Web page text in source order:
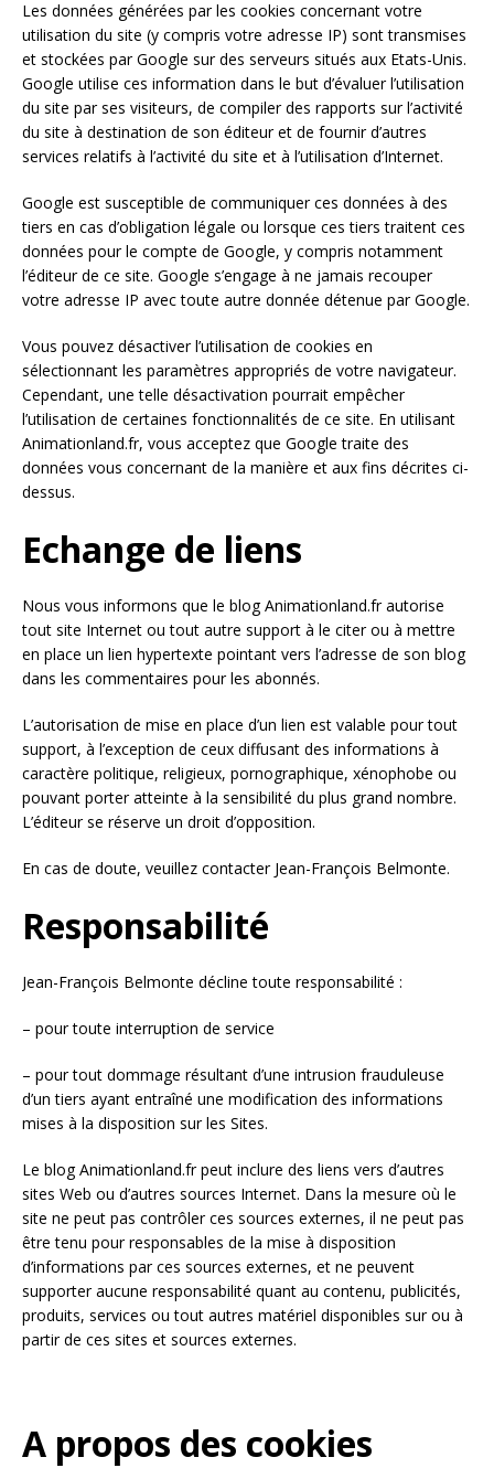
Les données générées par les cookies concernant votre
utilisation du site (y compris votre adresse IP) sont transmises
et stockées par Google sur des serveurs situés aux Etats-Unis.
Google utilise ces information dans le but d’évaluer l’utilisation
du site par ses visiteurs, de compiler des rapports sur l’activité
du site à destination de son éditeur et de fournir d’autres
services relatifs à l’activité du site et à l’utilisation d’Internet.
Google est susceptible de communiquer ces données à des
tiers en cas d’obligation légale ou lorsque ces tiers traitent ces
données pour le compte de Google, y compris notamment
l’éditeur de ce site. Google s’engage à ne jamais recouper
votre adresse IP avec toute autre donnée détenue par Google.
Vous pouvez désactiver l’utilisation de cookies en
sélectionnant les paramètres appropriés de votre navigateur.
Cependant, une telle désactivation pourrait empêcher
l’utilisation de certaines fonctionnalités de ce site. En utilisant
Animationland.fr, vous acceptez que Google traite des
données vous concernant de la manière et aux fins décrites ci-
dessus.
Echange de liens
Nous vous informons que le blog Animationland.fr autorise
tout site Internet ou tout autre support à le citer ou à mettre
en place un lien hypertexte pointant vers l’adresse de son blog
dans les commentaires pour les abonnés.
L’autorisation de mise en place d’un lien est valable pour tout
support, à l’exception de ceux diffusant des informations à
caractère politique, religieux, pornographique, xénophobe ou
pouvant porter atteinte à la sensibilité du plus grand nombre.
L’éditeur se réserve un droit d’opposition.
En cas de doute, veuillez contacter Jean-François Belmonte.
Responsabilité
Jean-François Belmonte décline toute responsabilité :
– pour toute interruption de service
– pour tout dommage résultant d’une intrusion frauduleuse
d’un tiers ayant entraîné une modification des informations
mises à la disposition sur les Sites.
Le blog Animationland.fr peut inclure des liens vers d’autres
sites Web ou d’autres sources Internet. Dans la mesure où le
site ne peut pas contrôler ces sources externes, il ne peut pas
être tenu pour responsables de la mise à disposition
d’informations par ces sources externes, et ne peuvent
supporter aucune responsabilité quant au contenu, publicités,
produits, services ou tout autres matériel disponibles sur ou à
partir de ces sites et sources externes.
A propos des cookies